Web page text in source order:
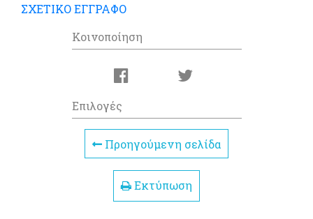
ΣΧΕΤΙΚΟ ΕΓΓΡΑΦΟ
Κοινοποίηση
Επιλογές
Προηγούμενη σελίδα
Εκτύπωση